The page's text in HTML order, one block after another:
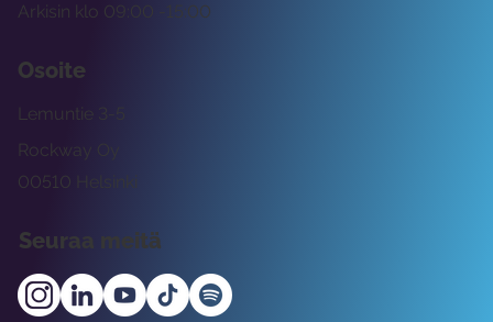
Arkisin klo 09:00 -15:00
Osoite
Rockway Oy
Lemuntie 3-5
00510 Helsinki
Seuraa meitä